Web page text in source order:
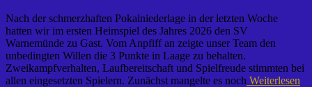
Nach der schmerzhaften Pokalniederlage in der letzten Woche
hatten wir im ersten Heimspiel des Jahres 2026 den SV
Warnemünde zu Gast. Vom Anpfiff an zeigte unser Team den
unbedingten Willen die 3 Punkte in Laage zu behalten.
Zweikampfverhalten, Laufbereitschaft und Spielfreude stimmten bei
allen eingesetzten Spielern. Zunächst mangelte es noch Weiterlesen